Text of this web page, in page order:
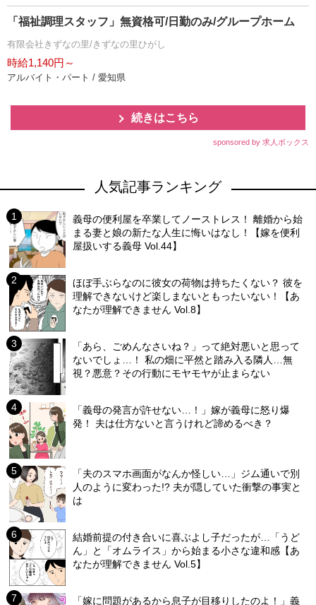
「福祉調理スタッフ」無資格可/日勤のみ/グループホーム
有限会社きずなの里/きずなの里ひがし
時給1,140円～
アルバイト・パート / 愛知県
続きはこちら
sponsored by 求人ボックス
人気記事ランキング
義母の便利屋を卒業してノーストレス！ 離婚から始
まる妻と娘の新たな人生に悔いはなし！【嫁を便利
屋扱いする義母 Vol.44】
ほぼ手ぶらなのに彼女の荷物は持ちたくない？ 彼を
理解できないけど楽しまないともったいない！【あ
なたが理解できません Vol.8】
「あら、ごめんなさいね？」って絶対悪いと思って
ないでしょ…！ 私の畑に平然と踏み入る隣人…無
視？悪意？その行動にモヤモヤが止まらない
「義母の発言が許せない…！」嫁が義母に怒り爆
発！ 夫は仕方ないと言うけれど諦めるべき？
「夫のスマホ画面がなんか怪しい…」ジム通いで別
人のように変わった!? 夫が隠していた衝撃の事実と
は
結婚前提の付き合いに喜ぶよし子だったが…「うど
ん」と「オムライス」から始まる小さな違和感【あ
なたが理解できません Vol.5】
「嫁に問題があるから息子が目移りしたのよ！」義